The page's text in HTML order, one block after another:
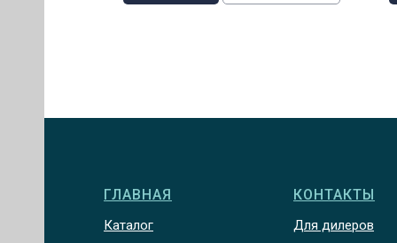
ГЛАВНАЯ
Каталог
КОНТАКТЫ
Для дилеров